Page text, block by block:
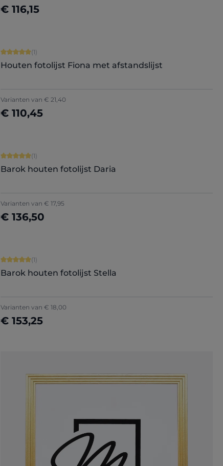
€ 116,15
Nu configureren
Gemiddelde waardering van 5 van 5 sterren
(1)
Houten fotolijst Fiona met afstandslijst
Varianten van € 21,40
€ 110,45
Nu configureren
Gemiddelde waardering van 5 van 5 sterren
(1)
Barok houten fotolijst Daria
Varianten van € 17,95
€ 136,50
Nu configureren
Gemiddelde waardering van 5 van 5 sterren
(1)
Barok houten fotolijst Stella
Varianten van € 18,00
€ 153,25
Nu configureren